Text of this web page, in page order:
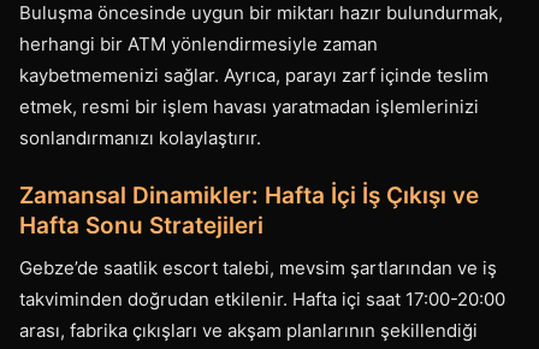
Buluşma öncesinde uygun bir miktarı hazır bulundurmak,
herhangi bir ATM yönlendirmesiyle zaman
kaybetmemenizi sağlar. Ayrıca, parayı zarf içinde teslim
etmek, resmi bir işlem havası yaratmadan işlemlerinizi
sonlandırmanızı kolaylaştırır.
Zamansal Dinamikler: Hafta İçi İş Çıkışı ve
Hafta Sonu Stratejileri
Gebze’de saatlik escort talebi, mevsim şartlarından ve iş
takviminden doğrudan etkilenir. Hafta içi saat 17:00-20:00
arası, fabrika çıkışları ve akşam planlarının şekillendiği